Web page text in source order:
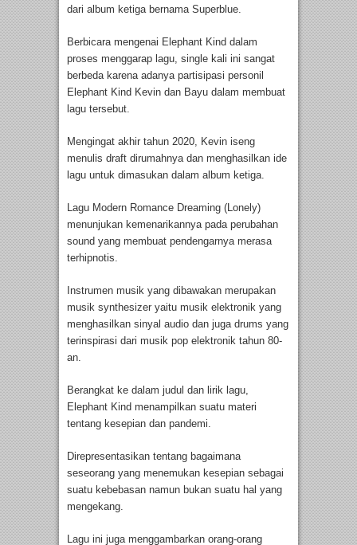
dari album ketiga bernama Superblue.
Berbicara mengenai Elephant Kind dalam
proses menggarap lagu, single kali ini sangat
berbeda karena adanya partisipasi personil
Elephant Kind Kevin dan Bayu dalam membuat
lagu tersebut.
Mengingat akhir tahun 2020, Kevin iseng
menulis draft dirumahnya dan menghasilkan ide
lagu untuk dimasukan dalam album ketiga.
Lagu Modern Romance Dreaming (Lonely)
menunjukan kemenarikannya pada perubahan
sound yang membuat pendengarnya merasa
terhipnotis.
Instrumen musik yang dibawakan merupakan
musik synthesizer yaitu musik elektronik yang
menghasilkan sinyal audio dan juga drums yang
terinspirasi dari musik pop elektronik tahun 80-
an.
Berangkat ke dalam judul dan lirik lagu,
Elephant Kind menampilkan suatu materi
tentang kesepian dan pandemi.
Direpresentasikan tentang bagaimana
seseorang yang menemukan kesepian sebagai
suatu kebebasan namun bukan suatu hal yang
mengekang.
Lagu ini juga menggambarkan orang-orang